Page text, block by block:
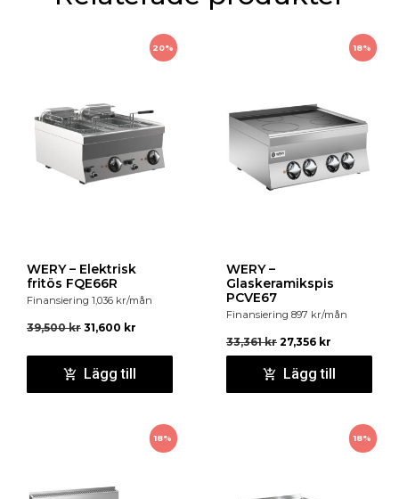
20%
WERY – Elektrisk
fritös FQE66R
Finansiering 1,036 kr/mån
39,500kr 31,600 kr
Lägg till
18%
WERY –
Glaskeramikspis
PCVE67
Finansiering 897 kr/mån
33,361kr 27,356 kr
Lägg till
18% 18%